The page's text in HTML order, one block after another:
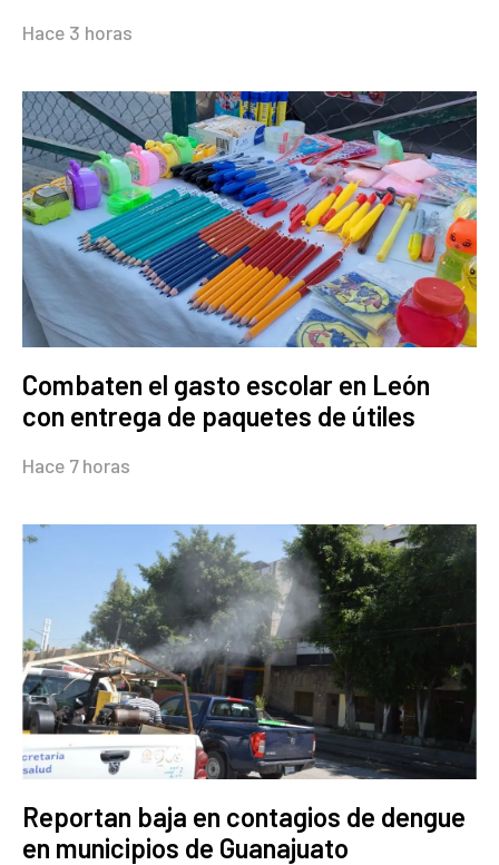
Hace 3 horas
Combaten el gasto escolar en León
con entrega de paquetes de útiles
Hace 7 horas
Reportan baja en contagios de dengue
en municipios de Guanajuato